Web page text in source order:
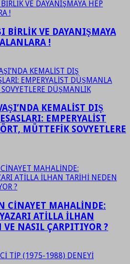
BİRLİK VE DAYANIŞMAYA
!
KEMALİST DIŞ
EMPERYALİST
MÜTTEFİK SOVYETLERE
CİNAYET MAHALİNDE:
ATİLLA İLHAN
NASIL ÇARPITIYOR ?